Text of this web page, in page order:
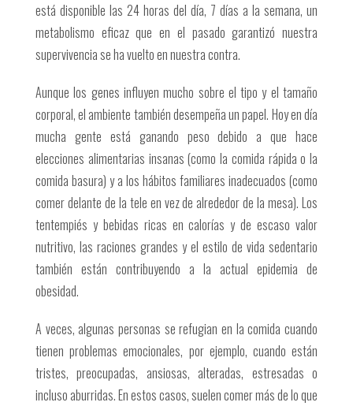
está disponible las 24 horas del día, 7 días a la semana, un
metabolismo eficaz que en el pasado garantizó nuestra
supervivencia se ha vuelto en nuestra contra.
Aunque los genes influyen mucho sobre el tipo y el tamaño
corporal, el ambiente también desempeña un papel. Hoy en día
mucha gente está ganando peso debido a que hace
elecciones alimentarias insanas (como la comida rápida o la
comida basura) y a los hábitos familiares inadecuados (como
comer delante de la tele en vez de alrededor de la mesa). Los
tentempiés y bebidas ricas en calorías y de escaso valor
nutritivo, las raciones grandes y el estilo de vida sedentario
también están contribuyendo a la actual epidemia de
obesidad.
A veces, algunas personas se refugian en la comida cuando
tienen problemas emocionales, por ejemplo, cuando están
tristes, preocupadas, ansiosas, alteradas, estresadas o
incluso aburridas. En estos casos, suelen comer más de lo que